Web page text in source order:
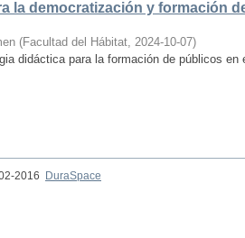
la democratización y formación
(Facultad del Hábitat, 2024-10-07)
didáctica para la formación de públicos en
2016
DuraSpace